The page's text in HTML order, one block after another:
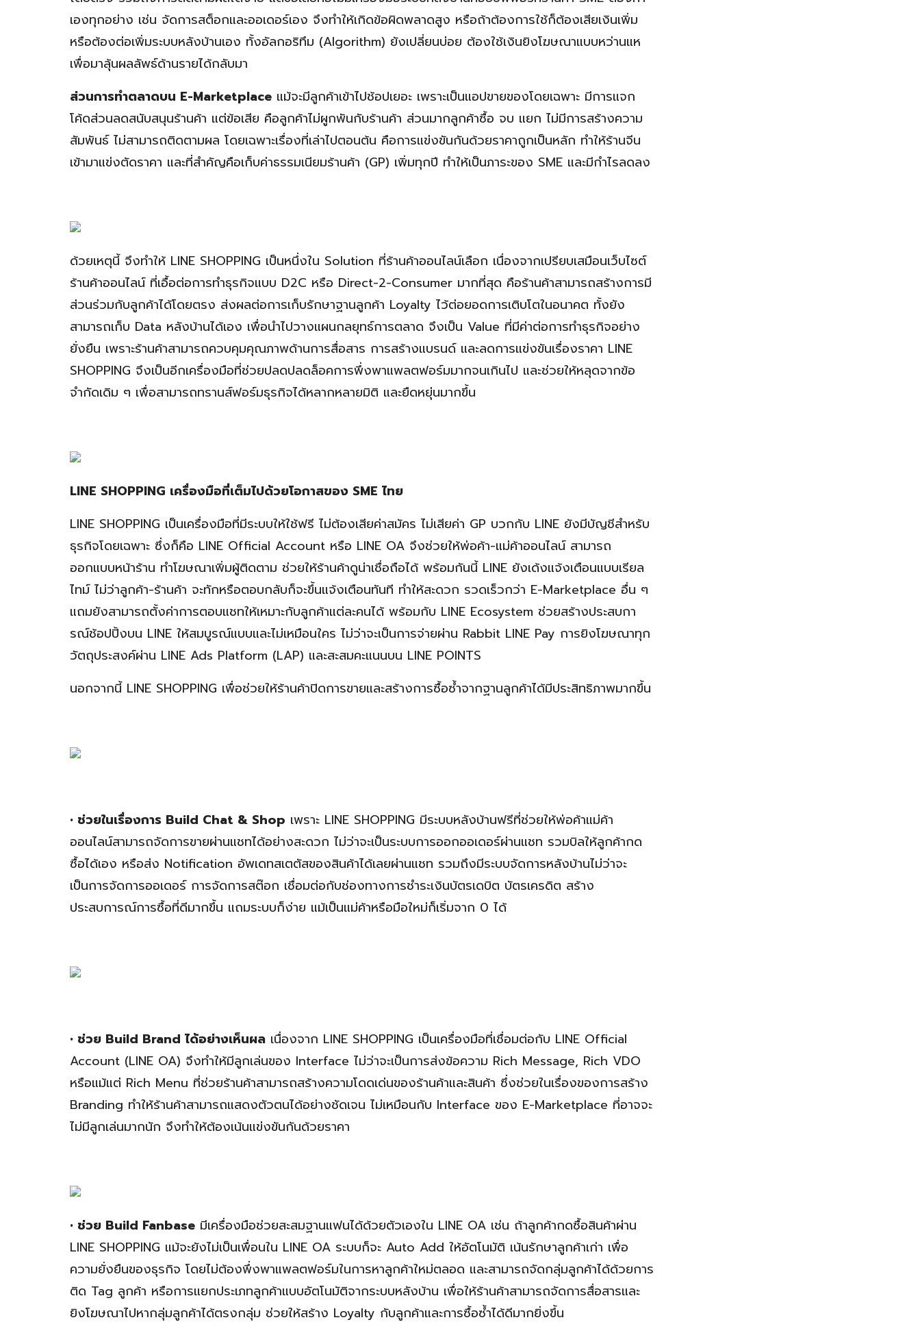
เองทุกอย่าง เช่น จัดการสต็อกและออเดอร์เอง จึงทำให้เกิดข้อผิดพลาดสูง หรือถ้าต้องการใช้ก็ต้องเสียเงินเพิ่ม
หรือต้องต่อเพิ่มระบบหลังบ้านเอง ทั้งอัลกอริทึม (Algorithm) ยังเปลี่ยนบ่อย ต้องใช้เงินยิงโฆษณาแบบหว่านแห
เพื่อมาลุ้นผลลัพธ์ด้านรายได้กลับมา
ส่วนการทำตลาดบน E-Marketplace แม้จะมีลูกค้าเข้าไปช้อปเยอะ เพราะเป็นแอปขายของโดยเฉพาะ มีการแจก
โค้ดส่วนลดสนับสนุนร้านค้า แต่ข้อเสีย คือลูกค้าไม่ผูกพันกับร้านค้า ส่วนมากลูกค้าซื้อ จบ แยก ไม่มีการสร้างความ
สัมพันธ์ ไม่สามารถติดตามผล โดยเฉพาะเรื่องที่เล่าไปตอนต้น คือการแข่งขันกันด้วยราคาถูกเป็นหลัก ทำให้ร้านจีน
เข้ามาแข่งตัดราคา และที่สำคัญคือเก็บค่าธรรมเนียมร้านค้า (GP) เพิ่มทุกปี ทำให้เป็นภาระของ SME และมีกำไรลดลง
ด้วยเหตุนี้ จึงทำให้ LINE SHOPPING เป็นหนึ่งใน Solution ที่ร้านค้าออนไลน์เลือก เนื่องจากเปรียบเสมือนเว็บไซต์
ร้านค้าออนไลน์ ที่เอื้อต่อการทำธุรกิจแบบ D2C หรือ Direct-2-Consumer มากที่สุด คือร้านค้าสามารถสร้างการมี
ส่วนร่วมกับลูกค้าได้โดยตรง ส่งผลต่อการเก็บรักษาฐานลูกค้า Loyalty ไว้ต่อยอดการเติบโตในอนาคต ทั้งยัง
สามารถเก็บ Data หลังบ้านได้เอง เพื่อนำไปวางแผนกลยุทธ์การตลาด จึงเป็น Value ที่มีค่าต่อการทำธุรกิจอย่าง
ยั่งยืน เพราะร้านค้าสามารถควบคุมคุณภาพด้านการสื่อสาร การสร้างแบรนด์ และลดการแข่งขันเรื่องราคา LINE
SHOPPING จึงเป็นอีกเครื่องมือที่ช่วยปลดปลดล็อคการพึ่งพาแพลตฟอร์มมากจนเกินไป และช่วยให้หลุดจากข้อ
จำกัดเดิม ๆ เพื่อสามารถทรานส์ฟอร์มธุรกิจได้หลากหลายมิติ และยืดหยุ่นมากขึ้น
LINE SHOPPING เครื่องมือที่เต็มไปด้วยโอกาสของ SME ไทย
LINE SHOPPING เป็นเครื่องมือที่มีระบบให้ใช้ฟรี ไม่ต้องเสียค่าสมัคร ไม่เสียค่า GP บวกกับ LINE ยังมีบัญชีสำหรับ
ธุรกิจโดยเฉพาะ ซึ่งก็คือ LINE Official Account หรือ LINE OA จึงช่วยให้พ่อค้า-แม่ค้าออนไลน์ สามารถ
ออกแบบหน้าร้าน ทำโฆษณาเพิ่มผู้ติดตาม ช่วยให้ร้านค้าดูน่าเชื่อถือได้ พร้อมกันนี้ LINE ยังเด้งแจ้งเตือนแบบเรียล
ไทม์ ไม่ว่าลูกค้า-ร้านค้า จะทักหรือตอบกลับก็จะขึ้นแจ้งเตือนทันที ทำให้สะดวก รวดเร็วกว่า E-Marketplace อื่น ๆ
แถมยังสามารถตั้งค่าการตอบแชทให้เหมาะกับลูกค้าแต่ละคนได้ พร้อมกับ LINE Ecosystem ช่วยสร้างประสบกา
รณ์ช้อปปิ้งบน LINE ให้สมบูรณ์แบบและไม่เหมือนใคร ไม่ว่าจะเป็นการจ่ายผ่าน Rabbit LINE Pay การยิงโฆษณาทุก
วัตถุประสงค์ผ่าน LINE Ads Platform (LAP) และสะสมคะแนนบน LINE POINTS
นอกจากนี้ LINE SHOPPING เพื่อช่วยให้ร้านค้าปิดการขายและสร้างการซื้อซ้ำจากฐานลูกค้าได้มีประสิทธิภาพมากขึ้น
• ช่วยในเรื่องการ Build Chat & Shop เพราะ LINE SHOPPING มีระบบหลังบ้านฟรีที่ช่วยให้พ่อค้าแม่ค้า
ออนไลน์สามารถจัดการขายผ่านแชทได้อย่างสะดวก ไม่ว่าจะเป็นระบบการออกออเดอร์ผ่านแชท รวมบิลให้ลูกค้ากด
ซื้อได้เอง หรือส่ง Notification อัพเดทสเตตัสของสินค้าได้เลยผ่านแชท รวมถึงมีระบบจัดการหลังบ้านไม่ว่าจะ
เป็นการจัดการออเดอร์ การจัดการสต๊อก เชื่อมต่อกับช่องทางการชำระเงินบัตรเดบิต บัตรเครดิต สร้าง
ประสบการณ์การซื้อที่ดีมากขึ้น แถมระบบก็ง่าย แม้เป็นแม่ค้าหรือมือใหม่ก็เริ่มจาก 0 ได้
• ช่วย Build Brand ได้อย่างเห็นผล เนื่องจาก LINE SHOPPING เป็นเครื่องมือที่เชื่อมต่อกับ LINE Official
Account (LINE OA) จึงทำให้มีลูกเล่นของ Interface ไม่ว่าจะเป็นการส่งข้อความ Rich Message, Rich VDO
หรือแม้แต่ Rich Menu ที่ช่วยร้านค้าสามารถสร้างความโดดเด่นของร้านค้าและสินค้า ซึ่งช่วยในเรื่องของการสร้าง
Branding ทำให้ร้านค้าสามารถแสดงตัวตนได้อย่างชัดเจน ไม่เหมือนกับ Interface ของ E-Marketplace ที่อาจจะ
ไม่มีลูกเล่นมากนัก จึงทำให้ต้องเน้นแข่งขันกันด้วยราคา
• ช่วย Build Fanbase มีเครื่องมือช่วยสะสมฐานแฟนได้ด้วยตัวเองใน LINE OA เช่น ถ้าลูกค้ากดซื้อสินค้าผ่าน
LINE SHOPPING แม้จะยังไม่เป็นเพื่อนใน LINE OA ระบบก็จะ Auto Add ให้อัตโนมัติ เน้นรักษาลูกค้าเก่า เพื่อ
ความยั่งยืนของธุรกิจ โดยไม่ต้องพึ่งพาแพลตฟอร์มในการหาลูกค้าใหม่ตลอด และสามารถจัดกลุ่มลูกค้าได้ด้วยการ
ติด Tag ลูกค้า หรือการแยกประเภทลูกค้าแบบอัตโนมัติจากระบบหลังบ้าน เพื่อให้ร้านค้าสามารถจัดการสื่อสารและ
ยิงโฆษณาไปหากลุ่มลูกค้าได้ตรงกลุ่ม ช่วยให้สร้าง Loyalty กับลูกค้าและการซื้อซ้ำได้ดีมากยิ่งขึ้น